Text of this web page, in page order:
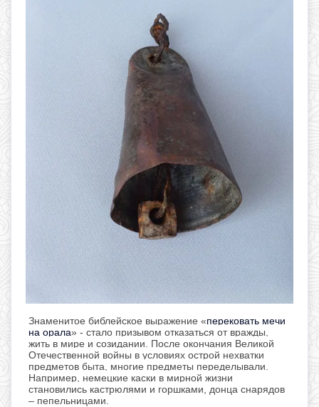
Знаменитое библейское выражение «перековать мечи
на орала» - стало призывом отказаться от вражды,
жить в мире и созидании. После окончания Великой
Отечественной войны в условиях острой нехватки
предметов быта, многие предметы переделывали.
Например, немецкие каски в мирной жизни
становились кастрюлями и горшками, донца снарядов
– пепельницами.